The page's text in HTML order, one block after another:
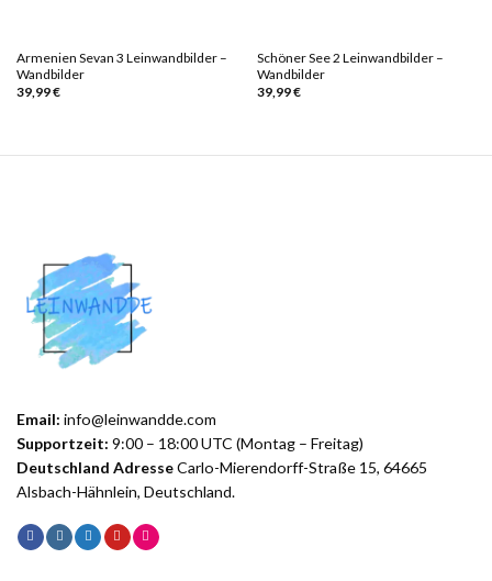
Armenien Sevan 3 Leinwandbilder –
Wandbilder
39,99€
Schöner See 2 Leinwandbilder –
Wandbilder
39,99€
Email: info@leinwandde.com
Supportzeit: 9:00 – 18:00 UTC (Montag – Freitag)
Deutschland AdresseCarlo-Mierendorff-Straße 15, 64665
Alsbach-Hähnlein, Deutschland.